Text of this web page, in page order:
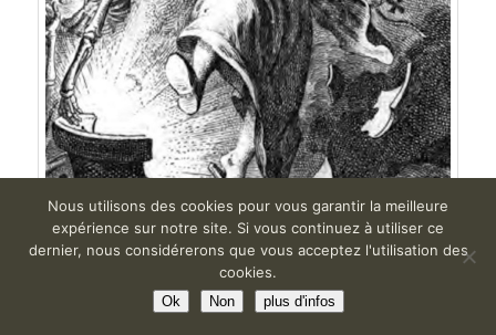
Nous utilisons des cookies pour vous garantir la meilleure
expérience sur notre site. Si vous continuez à utiliser ce
dernier, nous considérerons que vous acceptez l'utilisation des
cookies.
Ok Non plus d'infos